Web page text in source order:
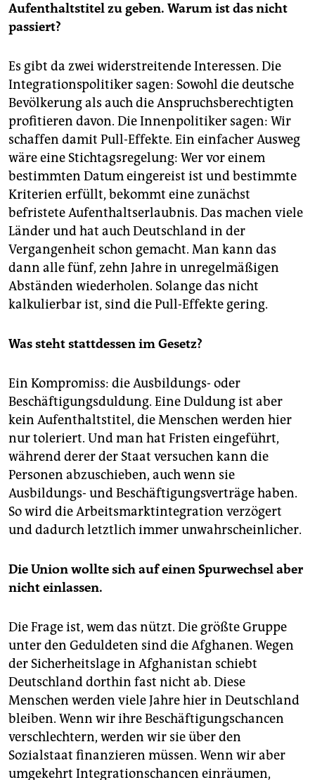
Aufenthaltstitel zu geben. Warum ist das nicht
passiert?
Es gibt da zwei widerstreitende Interessen. Die
Integra­tionspolitiker sagen: Sowohl die deutsche
Bevölkerung als auch die Anspruchsberechtigten
profitieren davon. Die Innenpolitiker sagen: Wir
schaffen damit Pull-Effekte. Ein einfacher Ausweg
wäre eine Stichtagsregelung: Wer vor einem
bestimmten Datum eingereist ist und bestimmte
Kriterien erfüllt, bekommt eine zunächst
befristete Aufenthaltserlaubnis. Das machen viele
Länder und hat auch Deutschland in der
Vergangenheit schon gemacht. Man kann das
dann alle fünf, zehn Jahre in unregelmäßigen
Abständen wiederholen. Solange das nicht
kalkulierbar ist, sind die Pull-­Effekte gering.
Was steht stattdessen im Gesetz?
Ein Kompromiss: die Ausbildungs- oder
Beschäftigungsduldung. Eine Duldung ist aber
kein Aufenthaltstitel, die Menschen werden hier
nur toleriert. Und man hat Fristen eingeführt,
während derer der Staat versuchen kann die
Personen abzuschieben, auch wenn sie
Ausbildungs- und Beschäftigungsverträge haben.
So wird die Arbeitsmarktintegration verzögert
und dadurch letztlich immer unwahrscheinlicher.
Die Union wollte sich auf einen Spurwechsel aber
nicht einlassen.
Die Frage ist, wem das nützt. Die größte Gruppe
unter den Geduldeten sind die Afghanen. Wegen
der Sicherheitslage in Afghanistan schiebt
Deutschland dorthin fast nicht ab. Diese
Menschen werden viele Jahre hier in Deutschland
bleiben. Wenn wir ihre Beschäftigungschancen
verschlechtern, werden wir sie über den
Sozialstaat finanzieren müssen. Wenn wir aber
umgekehrt Integrationschancen einräumen,